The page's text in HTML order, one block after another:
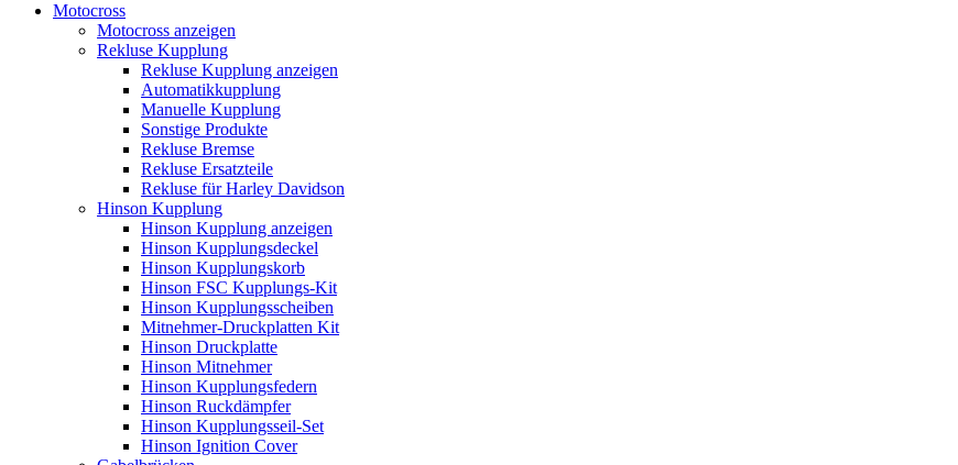
Motocross
Motocross anzeigen
Rekluse Kupplung
Rekluse Kupplung anzeigen
Automatikkupplung
Manuelle Kupplung
Sonstige Produkte
Rekluse Bremse
Rekluse Ersatzteile
Rekluse für Harley Davidson
Hinson Kupplung
Hinson Kupplung anzeigen
Hinson Kupplungsdeckel
Hinson Kupplungskorb
Hinson FSC Kupplungs-Kit
Hinson Kupplungsscheiben
Mitnehmer-Druckplatten Kit
Hinson Druckplatte
Hinson Mitnehmer
Hinson Kupplungsfedern
Hinson Ruckdämpfer
Hinson Kupplungsseil-Set
Hinson Ignition Cover